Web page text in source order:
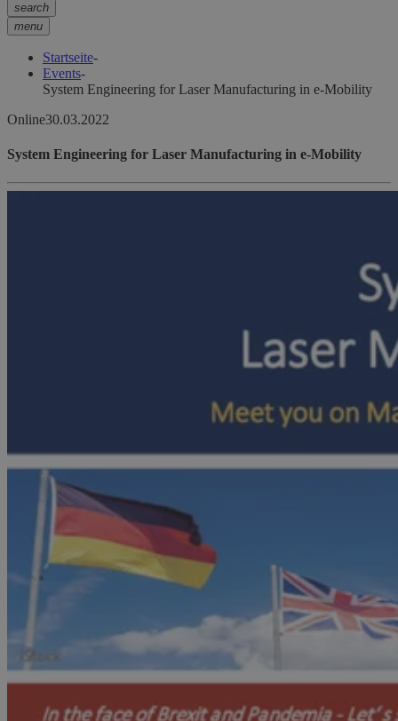
search
menu
Startseite-
Events-
System Engineering for Laser Manufacturing in e-Mobility
Online30.03.2022
System Engineering for Laser Manufacturing in e-Mobility